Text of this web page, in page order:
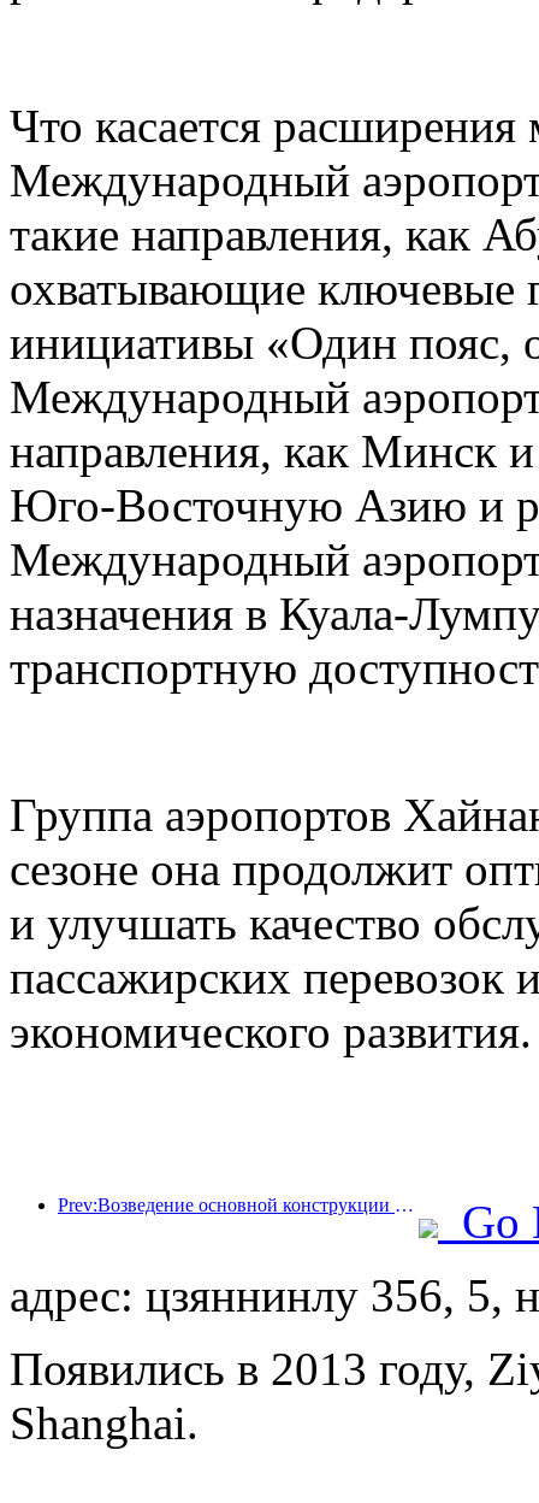
Что касается
Международный
такие направления, как
охватывающие ключевые
инициативы «Один
Международный
направления, как Минск
Юго-Восточную Азию и
Международный
назначения в Куала-
транспортную
Группа аэропортов
сезоне она продолжит
и улучшать качество
пассажирских перевозок
экономического развития.
Prev:Возведение основной конструкции океанариума Beijing Haichang Ocean Park планируется завершить к концу года; окончание строительства и открытие ожидаются в 2027 году.
Go
адрес: цзяннинлу 356, 5,
Появились в 2013 году,
Shanghai.